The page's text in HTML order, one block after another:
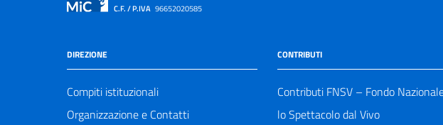
C.F. / P.IVA 96652020585
DIREZIONE
Compiti istituzionali
Organizzazione e Contatti
CONTRIBUTI
Contributi FNSV – Fondo
lo Spettacolo dal Vivo